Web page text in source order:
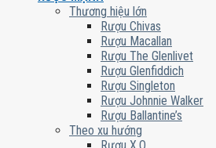
Thương hiệu lớn
Rượu Chivas
Rượu Macallan
Rượu The Glenlivet
Rượu Glenfiddich
Rượu Singleton
Rượu Johnnie Walker
Rượu Ballantine’s
Theo xu hướng